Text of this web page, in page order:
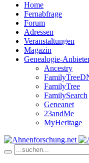
Home
Fernabfrage
Forum
Adressen
Veranstaltungen
Magazin
Genealogie-
Ancestry
FamilyTree
FamilySearch
Geneanet
23andMe
MyHeritage